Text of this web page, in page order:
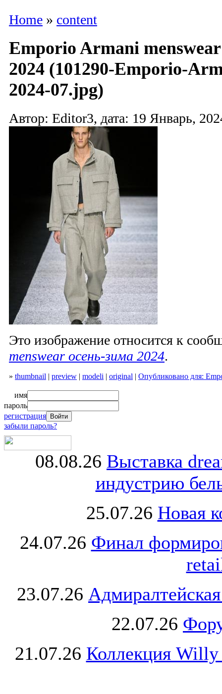
Home » content
Emporio Armani
2024 (101290-Emporio-
2024-07.jpg)
Автор: Editor3, дата: 19 Январь,
Это изображение относится к
menswear осень-зима 2024.
» thumbnail | preview | modeli | original | Опубликовано для:
имя
пароль
регистрация
забыли пароль?
08.08.26 Выставка
индустрию
25.07.26 Новая
24.07.26 Финал
23.07.26
22.07.26
21.07.26 Коллекция Willy